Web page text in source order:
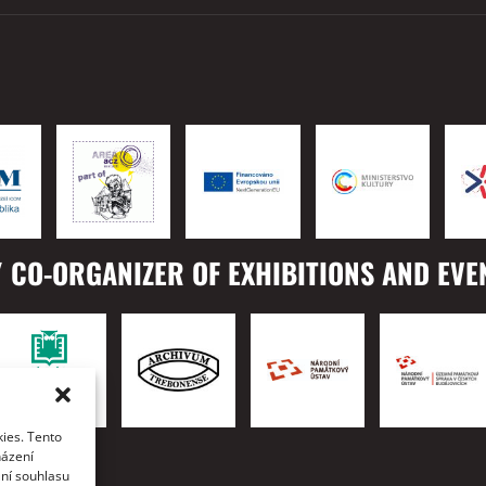
Tento
souhlasu
ORGANIZER OF EXHIBITIONS AND